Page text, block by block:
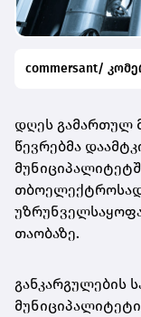
commersant/
დღეს გამართულ
წევრებმა
თაობაზე.
განკარგულების